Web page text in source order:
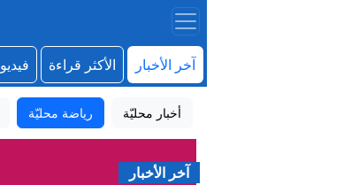
آخر الأخبار الأكثر قراءة فيديو
أخبار محليّة رياضة محليّة
آخر الأخبار